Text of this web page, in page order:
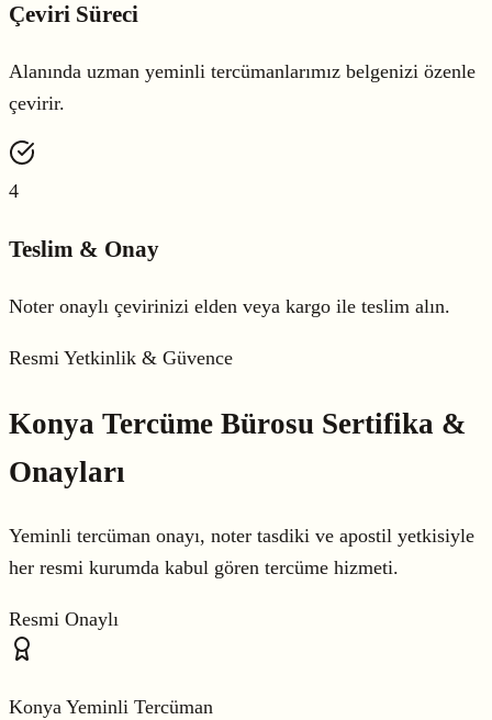
Çeviri Süreci
Alanında uzman yeminli tercümanlarımız belgenizi özenle
çevirir.
4
Teslim & Onay
Noter onaylı çevirinizi elden veya kargo ile teslim alın.
Resmi Yetkinlik & Güvence
Konya Tercüme Bürosu Sertifika &
Onayları
Yeminli tercüman onayı, noter tasdiki ve apostil yetkisiyle
her resmi kurumda kabul gören tercüme hizmeti.
Resmi Onaylı
Konya Yeminli Tercüman